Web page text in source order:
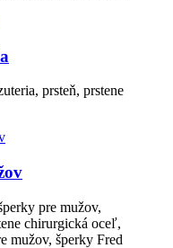
prsteň, prstene
pre mužov,
chirurgická oceľ,
mužov, šperky Fred